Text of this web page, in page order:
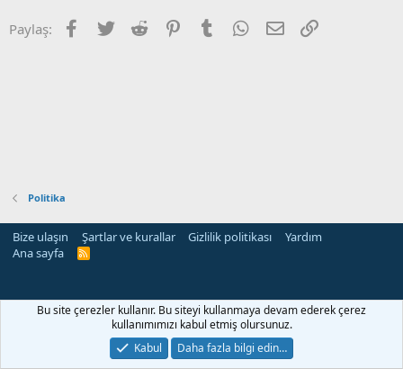
Paylaş: Facebook
Twitter Reddit PinterestTumblr WhatsApp
E-posta
Politika
Bize ulaşın Şartlar ve kurallar Gizlilik politikası
Yardım
Ana sayfa
R
Bu site çerezler kullanır. Bu siteyi kullanmaya devam ederek çerez
kullanımımızı kabul etmiş olursunuz.
Kabul
Daha fazla bilgi edin…